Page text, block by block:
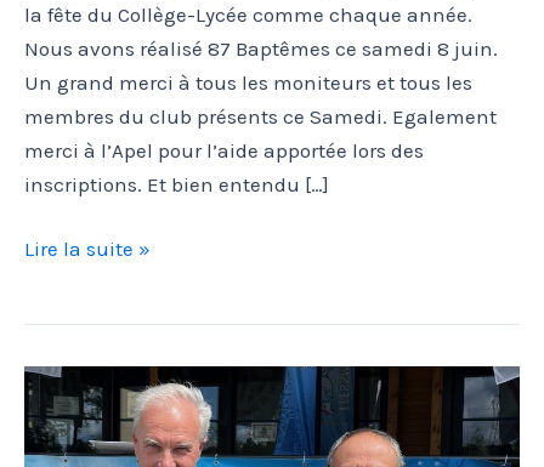
la fête du Collège-Lycée comme chaque année.
Nous avons réalisé 87 Baptêmes ce samedi 8 juin.
Un grand merci à tous les moniteurs et tous les
membres du club présents ce Samedi. Egalement
merci à l’Apel pour l’aide apportée lors des
inscriptions. Et bien entendu […]
Quatre
Lire la suite »